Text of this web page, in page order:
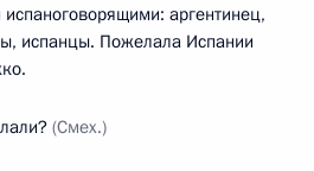
аргентинец,
испанцы. Пожелала Испании
(Смех.)